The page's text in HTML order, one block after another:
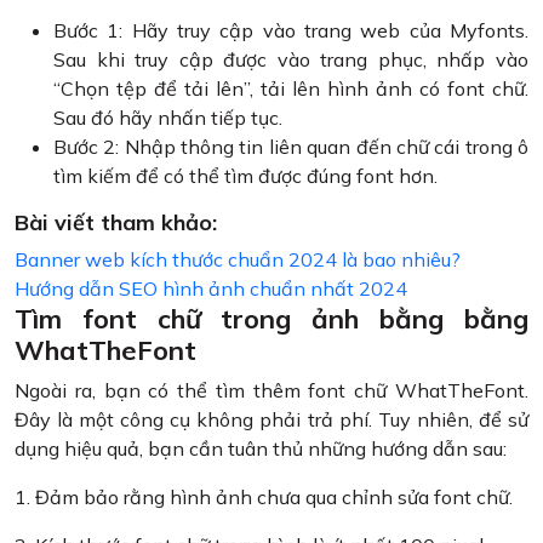
Bước 1: Hãy truy cập vào trang web của Myfonts.
Sau khi truy cập được vào trang phục, nhấp vào
“Chọn tệp để tải lên”, tải lên hình ảnh có font chữ.
Sau đó hãy nhấn tiếp tục.
Bước 2: Nhập thông tin liên quan đến chữ cái trong ô
tìm kiếm để có thể tìm được đúng font hơn.
Bài viết tham khảo:
Banner web kích thước chuẩn 2024 là bao nhiêu?
Hướng dẫn SEO hình ảnh chuẩn nhất 2024
Tìm font chữ trong ảnh bằng bằng
WhatTheFont
Ngoài ra, bạn có thể tìm thêm font chữ WhatTheFont.
Đây là một công cụ không phải trả phí. Tuy nhiên, để sử
dụng hiệu quả, bạn cần tuân thủ những hướng dẫn sau:
1. Đảm bảo rằng hình ảnh chưa qua chỉnh sửa font chữ.